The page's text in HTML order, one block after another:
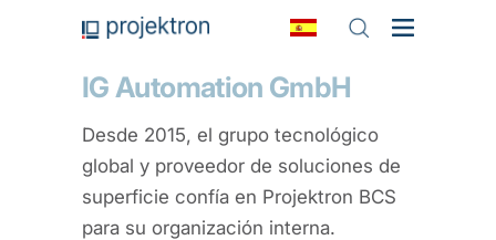
IG Automation GmbH
Desde 2015, el grupo tecnológico
global y proveedor de soluciones de
superficie confía en Projektron BCS
para su organización interna.